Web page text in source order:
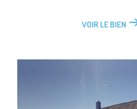
VOIR LE BIEN